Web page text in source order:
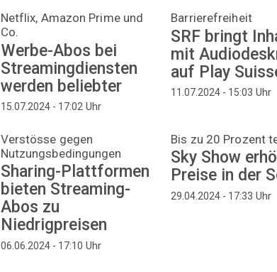
Netflix, Amazon Prime und
Co.
Werbe-Abos bei
Streamingdiensten
werden beliebter
15.07.2024 - 17:02Uhr
Barrierefreiheit
SRF bringt
mit
auf Play
11.07.2024 - 15:03 Uhr
Verstösse gegen
Nutzungsbedingungen
Sharing-Plattformen
bieten Streaming-
Abos zu
Niedrigpreisen
06.06.2024 - 17:10 Uhr
Bis zu 20 Prozent
Sky Show
Preise in der
29.04.2024 - 17:33 Uhr